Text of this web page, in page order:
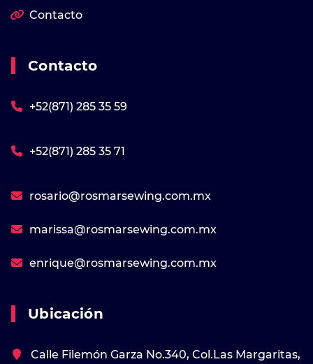
Contacto
Contacto
+52(871) 285 35 59
+52(871) 285 35 71
rosario@rosmarsewing.com.mx
marissa@rosmarsewing.com.mx
enrique@rosmarsewing.com.mx
Ubicación
Calle Filemón Garza No.340, Col.Las Margaritas,